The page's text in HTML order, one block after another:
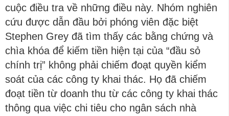
cuộc điều tra về những điều này. Nhóm nghiên
cứu được dẫn đầu bởi phóng viên đặc biệt
Stephen Grey đã tìm thấy các bằng chứng và
chìa khóa để kiếm tiền hiện tại của “đầu sỏ
chính trị” không phải chiếm đoạt quyền kiểm
soát của các công ty khai thác. Họ đã chiếm
đoạt tiền từ doanh thu từ các công ty khai thác
thông qua việc chi tiêu cho ngân sách nhà